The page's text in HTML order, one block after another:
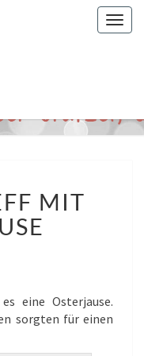
MIT
eine Osterjause.
sorgten für einen